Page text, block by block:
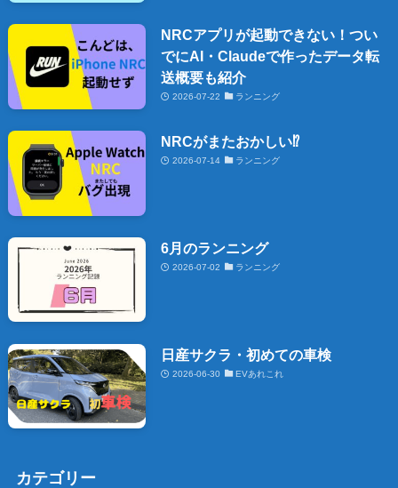
NRCアプリが起動できない！つい
でにAI・Claudeで作ったデータ転
送概要も紹介
2026-07-22 ランニング
NRCがまたおかしい⁉️
2026-07-14 ランニング
6月のランニング
2026-07-02 ランニング
日産サクラ・初めての車検
2026-06-30 EVあれこれ
カテゴリー